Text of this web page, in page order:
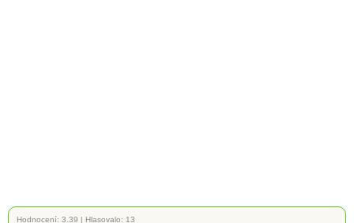
Hodnocení: 3.39 | Hlasovalo: 13